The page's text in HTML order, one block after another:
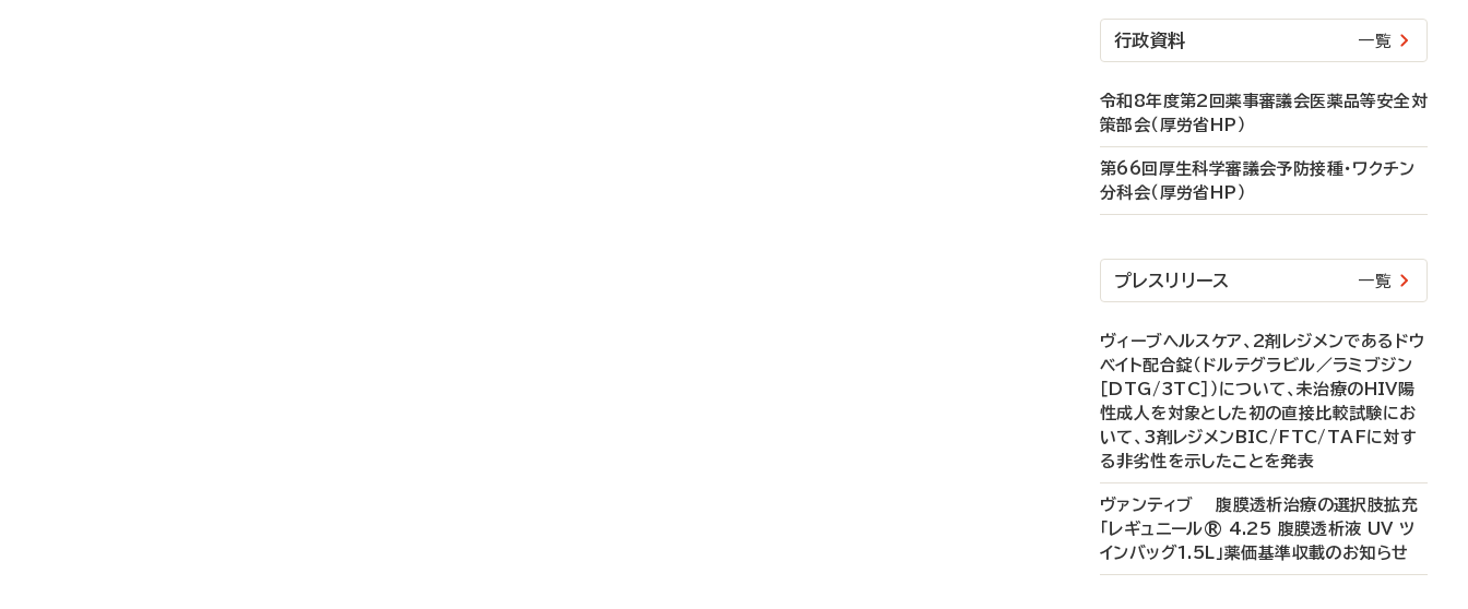
行政資料 一覧
令和8年度第2回薬事審議会医薬品等安全対
策部会（厚労省HP）
第66回厚生科学審議会予防接種・ワクチン
分科会（厚労省HP）
プレスリリース 一覧
ヴィーブヘルスケア、2剤レジメンであるドウ
ベイト配合錠（ドルテグラビル／ラミブジン
［DTG/3TC］）について、未治療のHIV陽
性成人を対象とした初の直接比較試験にお
いて、3剤レジメンBIC/FTC/TAFに対す
る非劣性を示したことを発表
ヴァンティブ 腹膜透析治療の選択肢拡充
「レギュニール® 4.25 腹膜透析液 UV ツ
インバッグ1.5L」薬価基準収載のお知らせ